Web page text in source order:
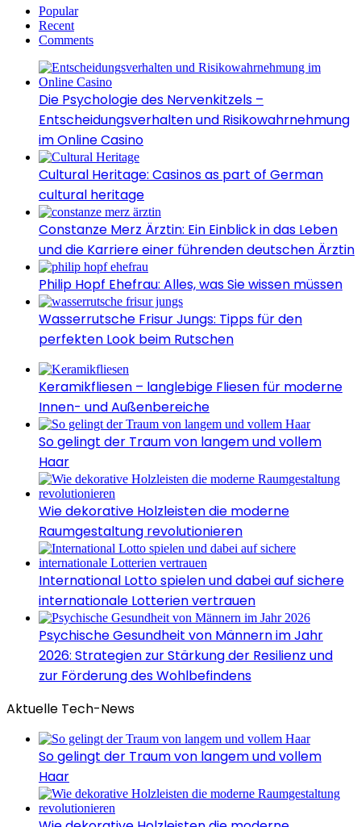
Popular
Recent
Comments
Die Psychologie des Nervenkitzels –
Entscheidungsverhalten und Risikowahrnehmung
im Online Casino
Cultural Heritage: Casinos as part of German
cultural heritage
Constanze Merz Ärztin: Ein Einblick in das Leben
und die Karriere einer führenden deutschen Ärztin
Philip Hopf Ehefrau: Alles, was Sie wissen müssen
Wasserrutsche Frisur Jungs: Tipps für den
perfekten Look beim Rutschen
Keramikfliesen – langlebige Fliesen für moderne
Innen- und Außenbereiche
So gelingt der Traum von langem und vollem
Haar
Wie dekorative Holzleisten die moderne
Raumgestaltung revolutionieren
International Lotto spielen und dabei auf sichere
internationale Lotterien vertrauen
Psychische Gesundheit von Männern im Jahr
2026: Strategien zur Stärkung der Resilienz und
zur Förderung des Wohlbefindens
Aktuelle Tech-News
So gelingt der Traum von langem und vollem
Haar